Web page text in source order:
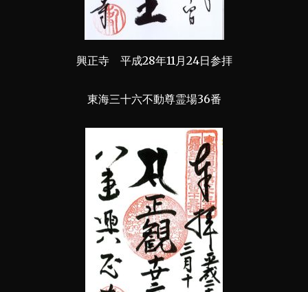
興正寺 平成28年11月24日参拝
東海三十六不動尊霊場36番